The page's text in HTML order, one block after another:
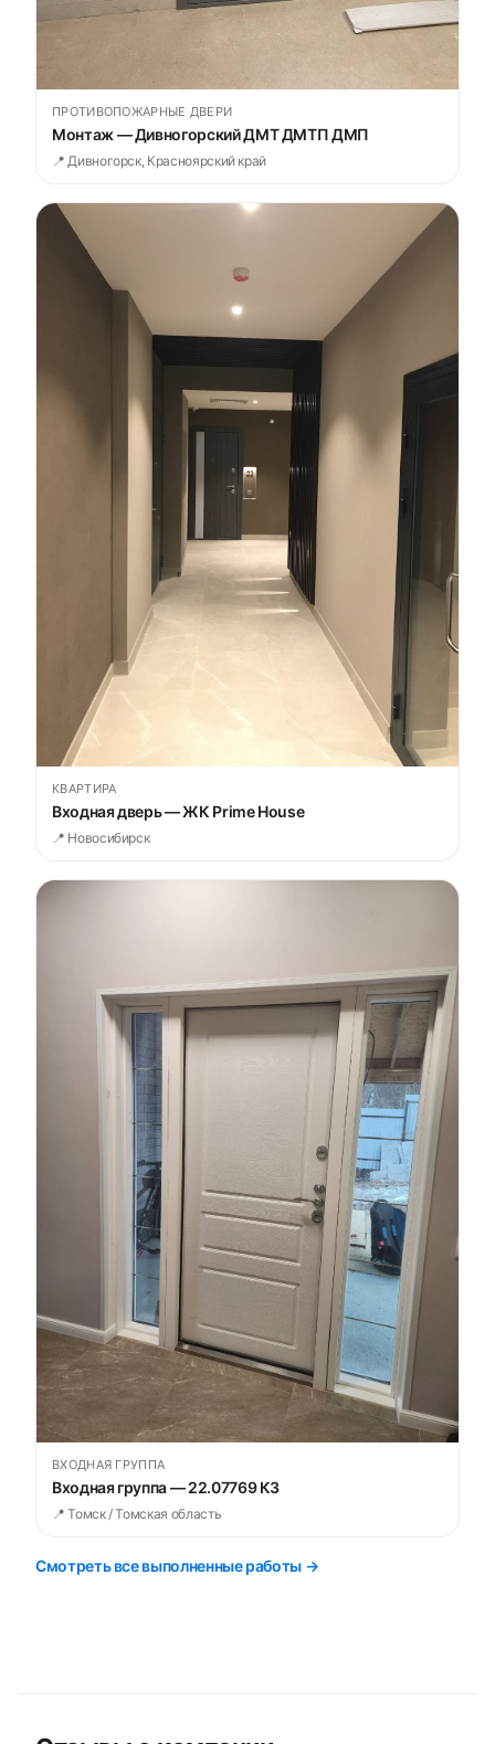
ПРОТИВОПОЖАРНЫЕ ДВЕРИ
Монтаж — Дивногорский ДМТ ДМТП ДМП
📍 Дивногорск, Красноярский край
КВАРТИРА
Входная дверь — ЖК Prime House
📍 Новосибирск
ВХОДНАЯ ГРУППА
Входная группа — 22.07769 К3
📍 Томск / Томская область
Смотреть все выполненные работы →